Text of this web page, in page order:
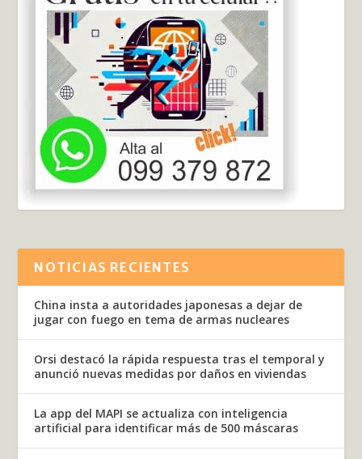
NOTICIAS RECIENTES
China insta a autoridades japonesas a dejar de
jugar con fuego en tema de armas nucleares
Orsi destacó la rápida respuesta tras el temporal y
anunció nuevas medidas por daños en viviendas
La app del MAPI se actualiza con inteligencia
artificial para identificar más de 500 máscaras